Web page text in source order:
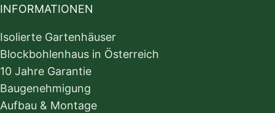
INFORMATIONEN
Isolierte Gartenhäuser
Blockbohlenhaus in Österreich
10 Jahre Garantie
Baugenehmigung
Aufbau & Montage